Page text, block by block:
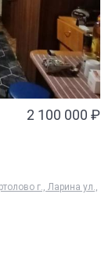
2 100 000 ₽
г., Ларина ул.,